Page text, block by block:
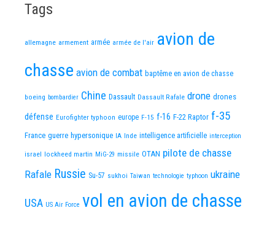
Tags
allemagne armement armée armée de l'air avion de
chasse avion de combat baptême en avion de chasse
boeing bombardier Chine Dassault Dassault Rafale drone drones
défense Eurofighter typhoon europe F-15 f-16 F-22 Raptor f-35
France guerre hypersonique IA Inde intelligence artificielle interception
israel lockheed martin MiG-29 missile OTAN pilote de chasse
Rafale Russie Su-57 sukhoi Taiwan technologie typhoon ukraine
USA US Air Force vol en avion de chasse